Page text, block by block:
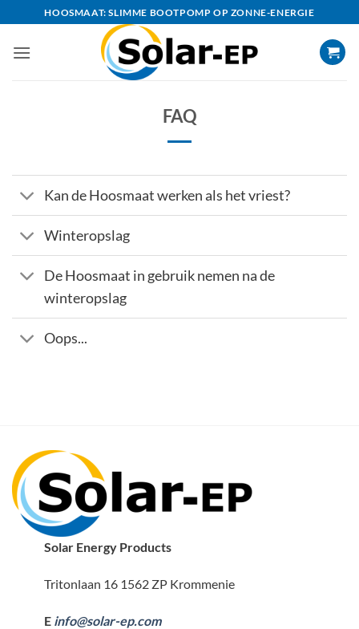
naar
inhoud
HOOSMAAT: SLIMME BOOTPOMP OP ZONNE-ENERGIE
FAQ
Kan de Hoosmaat werken als het vriest?
Winteropslag
De Hoosmaat in gebruik nemen na de
winteropslag
Oops...
Solar Energy Products
Tritonlaan 16 1562 ZP Krommenie
E info@solar-ep.com